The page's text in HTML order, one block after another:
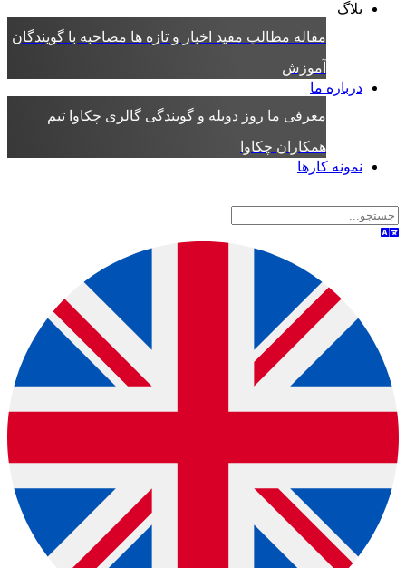
بلاگ
مقالهمطالب مفیداخبار و تازه ها مصاحبه با گویندگان
آموزش
درباره ما
معرفی ماروز دوبله و گویندگیگالری چکاواتیم
همکاران چکاوا
نمونه کارها